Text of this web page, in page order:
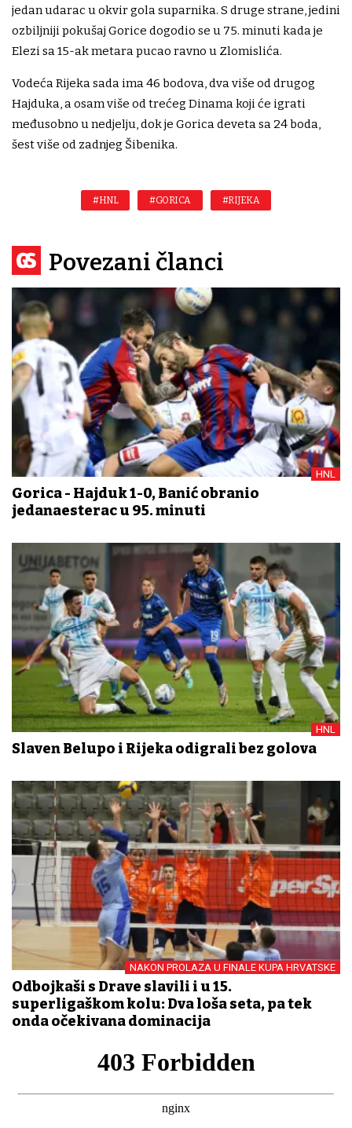
jedan udarac u okvir gola suparnika. S druge strane, jedini
ozbiljniji pokušaj Gorice dogodio se u 75. minuti kada je
Elezi sa 15-ak metara pucao ravno u Zlomislića.
Vodeća Rijeka sada ima 46 bodova, dva više od drugog
Hajduka, a osam više od trećeg Dinama koji će igrati
međusobno u nedjelju, dok je Gorica deveta sa 24 boda,
šest više od zadnjeg Šibenika.
#HNL #GORICA #RIJEKA
Povezani članci
HNL
Gorica - Hajduk 1-0, Banić obranio
jedanaesterac u 95. minuti
HNL
Slaven Belupo i Rijeka odigrali bez golova
NAKON PROLAZA U FINALE KUPA HRVATSKE
Odbojkaši s Drave slavili i u 15.
superligaškom kolu: Dva loša seta, pa tek
onda očekivana dominacija